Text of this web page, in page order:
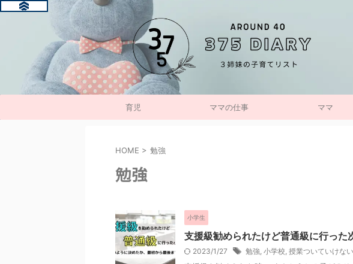
育児 ママの仕事 ママ
HOME > 勉強
勉強
小学生
支援級勧められたけど普通級に行った
2023/1/27 勉強 小学校 授業ついていけない